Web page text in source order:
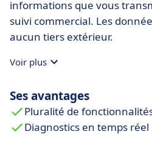
informations que vous
suivi commercial. Les
aucun tiers extérieur.
Voir plus
Ses avantages
Pluralité de
Diagnostics en temps réel